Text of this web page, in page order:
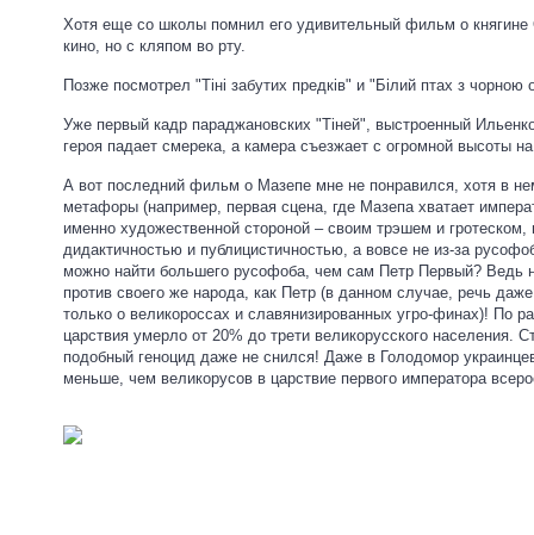
Хотя еще со школы помнил его удивительный фильм о княгине
кино, но с кляпом во рту.
Позже посмотрел "Тіні забутих предків" и "Білий птах з чорною
Уже первый кадр параджановских "Тіней", выстроенный
героя падает смерека, а камера съезжает с огромной высоты
А вот последний фильм о Мазепе мне не понравился, хотя в
метафоры (например, первая сцена, где Мазепа хватает
именно художественной стороной – своим трэшем и гротеском,
дидактичностью и публицистичностью, а вовсе не из-за
можно найти большего русофоба, чем сам Петр Первый? Ведь
против своего же народа, как Петр (в данном случае, речь
только о великороссах и славянизированных угро-финах)! По
царствия умерло от 20% до трети великорусского населения.
подобный геноцид даже не снился! Даже в Голодомор
меньше, чем великорусов в царствие первого императора